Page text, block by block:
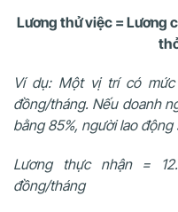
Lương thử việc = Lương
Ví dụ: Một vị trí có mức
đồng/tháng. Nếu doanh
bằng 85%, người lao động
Lương thực nhận =
đồng/tháng